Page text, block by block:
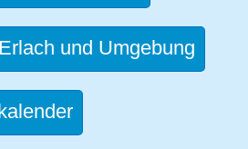
und Umgebung